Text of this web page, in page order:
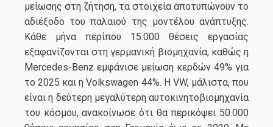
μείωσης στη ζήτηση, τα στοιχεία αποτυπώνουν το
αδιέξοδο του παλαιού της μοντέλου ανάπτυξης.
Κάθε μήνα περίπου 15.000 θέσεις εργασίας
εξαφανίζονται στη γερμανική βιομηχανία, καθώς η
Mercedes-Benz εμφάνισε μείωση κερδών 49% για
το 2025 και η Volkswagen 44%. Η VW, μάλιστα, που
είναι η δεύτερη μεγαλύτερη αυτοκινητοβιομηχανία
του κόσμου, ανακοίνωσε ότι θα περικόψει 50.000